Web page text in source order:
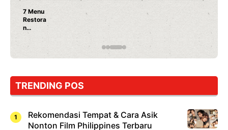
Nunung Srimulat & Vicky Prasetyo Buka Restoran
Rahasia Mami Bikin Nagih!
TRENDING POS
Rekomendasi Tempat & Cara Asik
Nonton Film Philippines Terbaru